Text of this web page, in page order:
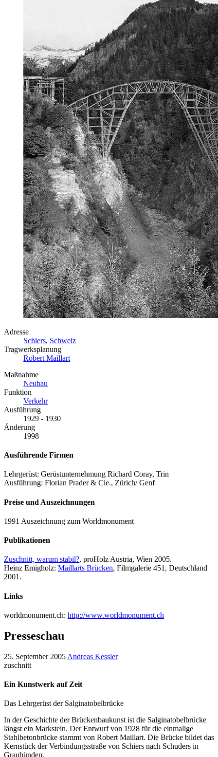
Adresse
Schiers, Schweiz
Tragwerksplanung
Robert Maillart
Maßnahme
Neubau
Funktion
Verkehr
Ausführung
1929 - 1930
Änderung
1998
Ausführende Firmen
Lehrgerüst: Gerüstunternehmung Richard Coray, Trin
Ausführung: Florian Prader & Cie., Zürich/ Genf
Preise und Auszeichnungen
1991 Auszeichnung zum Worldmonument
Publikationen
Zuschnitt, warum stabil?, proHolz Austria, Wien 2005.
Heinz Emigholz: Maillarts Brücken, Filmgalerie 451, Deutschland
2001.
Links
worldmonument.ch: http://www.worldmonument.ch
Presseschau
25. September 2005 Andreas Kessler
zuschnitt
Ein Kunstwerk auf Zeit
Das Lehrgerüst der Salginatobelbrücke
In der Geschichte der Brückenbaukunst ist die Salginatobelbrücke
längst ein Markstein. Der Entwurf von 1928 für die einmalige
Stahlbetonbrücke stammt von Robert Maillart. Die Brücke bildet das
Kernstück der Verbindungsstraße von Schiers nach Schuders in
Graubünden.